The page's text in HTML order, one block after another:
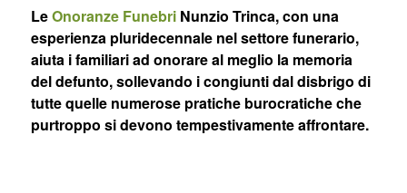
LeOnoranze FunebriNunzio Trinca, con una
esperienza pluridecennale nel settore funerario,
aiuta i familiari ad onorare al meglio la memoria
del defunto, sollevando i congiunti dal disbrigo di
tutte quelle numerose pratiche burocratiche che
purtroppo si devono tempestivamente affrontare.